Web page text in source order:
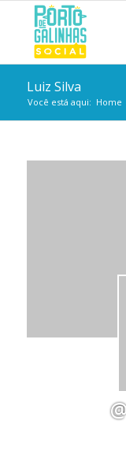
Luiz Silva
Você está aqui: Home